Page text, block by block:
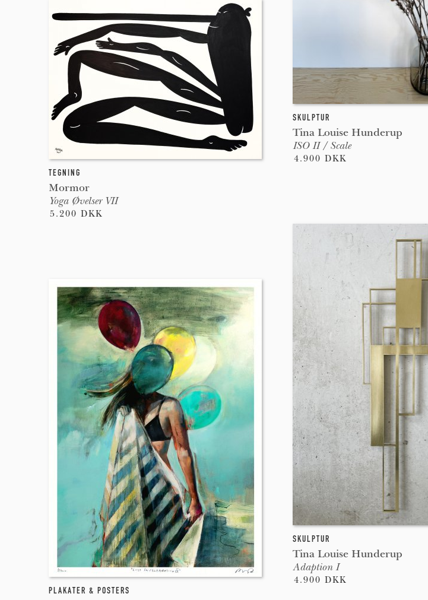
TEGNING
Mormor
Yoga Øvelser VII
5.200 DKK
PLAKATER & POSTERS
SKULPTUR
Tina Louise Hunderup
ISO II / Scale
4.900 DKK
SKULPTUR
Tina Louise Hunderup
Adaption I
4.900 DKK